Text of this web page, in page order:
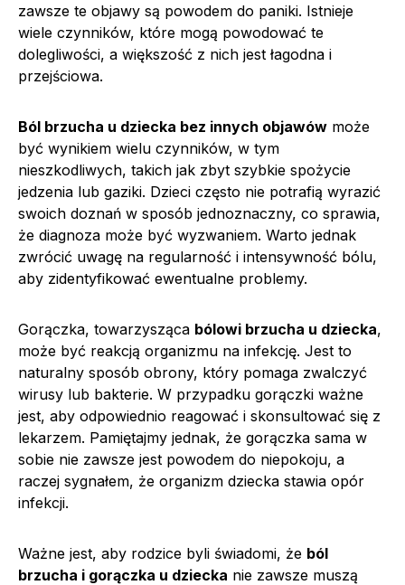
zawsze te objawy są powodem do paniki. Istnieje
wiele czynników, które mogą powodować te
dolegliwości, a większość z nich jest łagodna i
przejściowa.
Ból brzucha u dziecka bez innych objawów może
być wynikiem wielu czynników, w tym
nieszkodliwych, takich jak zbyt szybkie spożycie
jedzenia lub gaziki. Dzieci często nie potrafią wyrazić
swoich doznań w sposób jednoznaczny, co sprawia,
że diagnoza może być wyzwaniem. Warto jednak
zwrócić uwagę na regularność i intensywność bólu,
aby zidentyfikować ewentualne problemy.
Gorączka, towarzysząca bólowi brzucha u dziecka,
może być reakcją organizmu na infekcję. Jest to
naturalny sposób obrony, który pomaga zwalczyć
wirusy lub bakterie. W przypadku gorączki ważne
jest, aby odpowiednio reagować i skonsultować się z
lekarzem. Pamiętajmy jednak, że gorączka sama w
sobie nie zawsze jest powodem do niepokoju, a
raczej sygnałem, że organizm dziecka stawia opór
infekcji.
Ważne jest, aby rodzice byli świadomi, że ból
brzucha i gorączka u dziecka nie zawsze muszą